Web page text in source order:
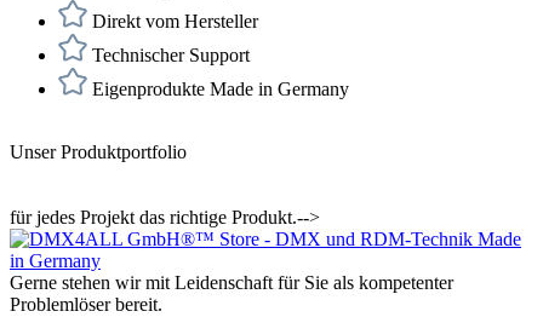
Direkt vom Hersteller
Technischer Support
Eigenprodukte Made in Germany
Unser Produktportfolio
für jedes Projekt das richtige Produkt.-->
Gerne stehen wir mit Leidenschaft für Sie als kompetenter
Problemlöser bereit.